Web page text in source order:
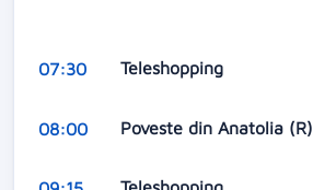
07:30 Teleshopping
08:00 Poveste din Anatolia (R)